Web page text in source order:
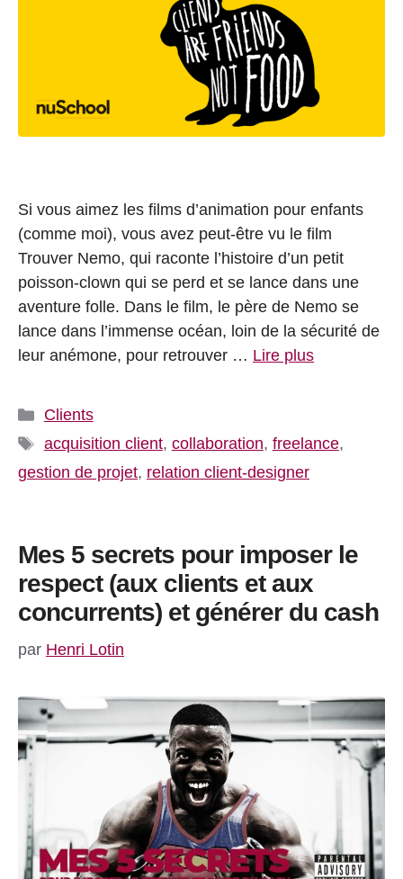
Si vous aimez les films d’animation pour enfants
(comme moi), vous avez peut-être vu le film
Trouver Nemo, qui raconte l’histoire d’un petit
poisson-clown qui se perd et se lance dans une
aventure folle. Dans le film, le père de Nemo se
lance dans l’immense océan, loin de la sécurité de
leur anémone, pour retrouver … Lire plus
Catégories
Clients
Étiquettes
acquisition client, collaboration, freelance,
gestion de projet, relation client-designer
Mes 5 secrets pour imposer le
respect (aux clients et aux
concurrents) et générer du cash
par Henri Lotin